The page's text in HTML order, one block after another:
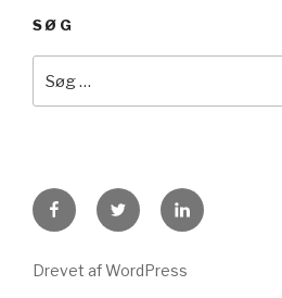
SØG
Drevet af WordPress